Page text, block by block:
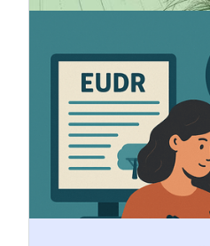
Wie man sich auf
Die Europäische Union
Verordnung (2023/1115)
Entwaldung und die
verringern. Mit der
Verpflichtungen
und die Nachhaltigkeit
erfassten Produkte zu